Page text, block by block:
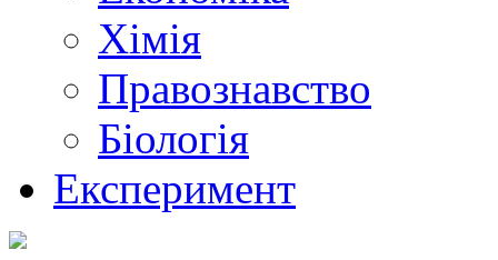
Хімія
Правознавство
Біологія
Експеримент